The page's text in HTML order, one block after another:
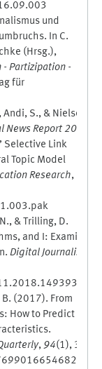
und
In C.
(Hrsg.),
- Partizipation -
für
S., & Nielsen,
Report 2020
Selective Link
Topic Model
Research,
& Trilling, D.
and I: Examining
Digital Journalism
B. (2017). From
How to Predict
, 94(1), 38–